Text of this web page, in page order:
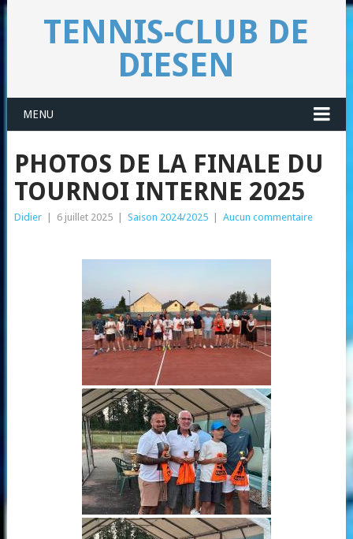
TENNIS-CLUB DE
DIESEN
MENU
PHOTOS DE LA FINALE DU
TOURNOI INTERNE 2025
Didier 6 juillet 2025 Saison 2024/2025 Aucun commentaire